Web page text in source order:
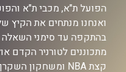
הפועל ת"א, מכבי ת"א
ואנחנו מנתחים את הקיץ
בהתקפה עד סימני השאלה
מתכוננים לטורניר הקדם
קצת NBA ומשחקון השקרן שחזר בגדול.